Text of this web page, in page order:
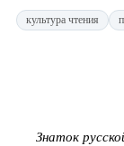
культура чтения
Знаток